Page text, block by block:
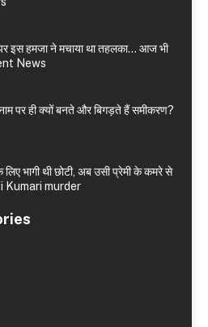
इस हमजा ने मचाया था तहलका… आज भी
News
पर ही क्यों बनते और बिगड़ते हैं समीकरण?
भागी थी छोटी, अब उसी प्रेमी के कमरे से
Kumari murder